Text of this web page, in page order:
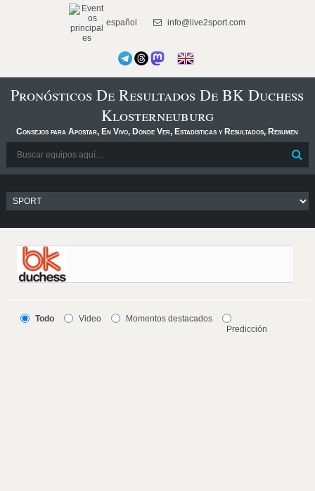
español info@live2sport.com
Pronósticos De Resultados De BK Duchess
Klosterneuburg
Consejos para Apostar, En Vivo, Dónde Ver, Estadísticas y Resultados, Resumen
Todo Video
Momentos destacados
Predicción